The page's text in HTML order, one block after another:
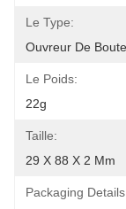
Le Type:
Ouvreur De
Le Poids:
22g
Taille:
29 X 88 X 2 Mm
Packaging